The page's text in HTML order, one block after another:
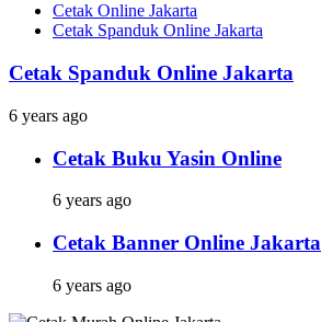
Cetak Online Jakarta
Cetak Spanduk Online Jakarta
Cetak Spanduk Online Jakarta
6 years ago
Cetak Buku Yasin Online
6 years ago
Cetak Banner Online Jakarta
6 years ago